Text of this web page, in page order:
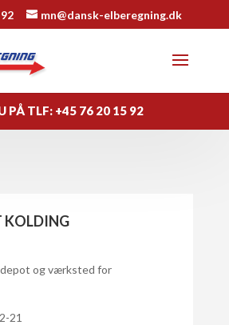
mn@dansk-elberegning.dk
PÅ TLF: +45 76 20 15 92
KOLDING
og værksted for
21